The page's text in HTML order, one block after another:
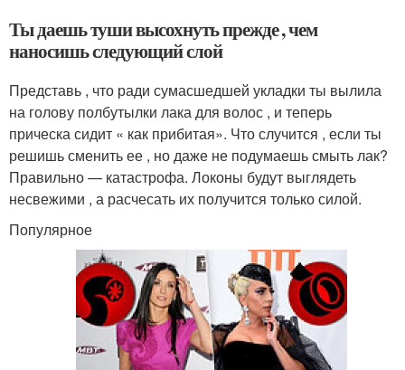
Ты даешь туши высохнуть прежде , чем
наносишь следующий слой
Представь , что ради сумасшедшей укладки ты вылила
на голову полбутылки лака для волос , и теперь
прическа сидит « как прибитая». Что случится , если ты
решишь сменить ее , но даже не подумаешь смыть лак?
Правильно — катастрофа. Локоны будут выглядеть
несвежими , а расчесать их получится только силой.
Популярное